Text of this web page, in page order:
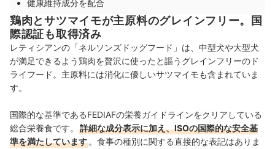
健康維持成分を配合
鶏肉とサツマイモが主原料のグレインフリー。国
際認証も取得済み
レティシアンの「ネルソンズドッグフード」は、中型犬や大型犬
が満足できるよう鶏肉を贅沢に使ったと謳うグレインフリーのド
ライフード。主原料には消化に優しいサツマイモも含まれていま
す。
国際的な基準であるFEDIAFの栄養ガイドラインをクリアしている
総合栄養食です。
詳細な成分表示に加え、ISOの国際的な安全基
準を満たしています 。食事の種別に関する直接的な表記はありま